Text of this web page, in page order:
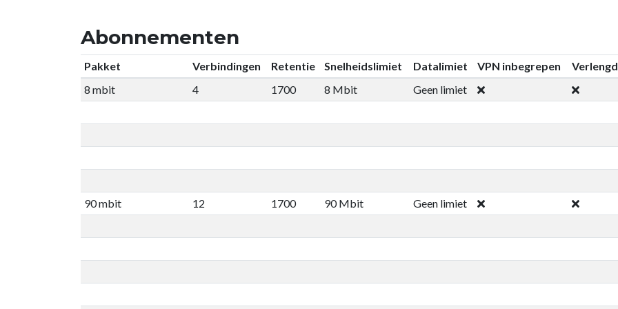
Abonnementen
Pakket Verbindingen Retentie Snelheidslimiet Datalimiet VPN inbegrepen
8 mbit
4 1700 8 Mbit Geen limiet
90 mbit 12 1700 90 Mbit Geen limiet